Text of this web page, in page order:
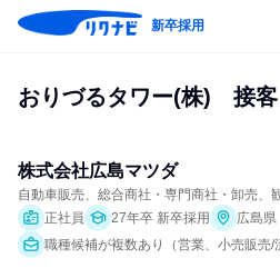
新卒採用
おりづるタワー(株)　接
株式会社広島マツダ
自動車販売、総合商社・専門商社・卸売、
正社員
27年卒 新卒採用
広島県
職種候補が複数あり（営業、小売販売/